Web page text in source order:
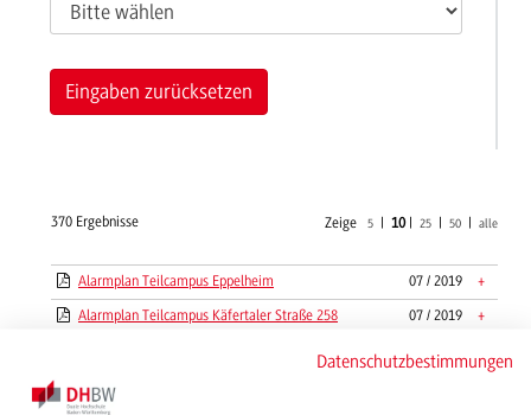
Eingaben zurücksetzen
370 Ergebnisse Zeige 5| 10| 25| 50| alle
Alarmplan Teilcampus Eppelheim 07 / 2019 +
Alarmplan Teilcampus Käfertaler Straße 258 07 / 2019 +
Amtliche Jahresinformation Dualer Partner
Datenschutzbestimmungen